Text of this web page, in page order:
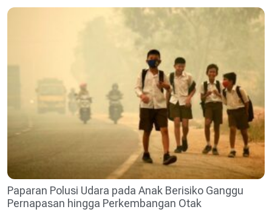
Paparan Polusi Udara pada Anak Berisiko Ganggu
Pernapasan hingga Perkembangan Otak